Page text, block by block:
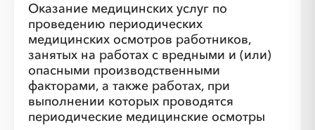
Оказание медицинских услуг по
проведению периодических
медицинских осмотров работников,
занятых на работах с вредными и (или)
опасными производственными
факторами, а также работах, при
выполнении которых проводятся
периодические медицинские осмотры